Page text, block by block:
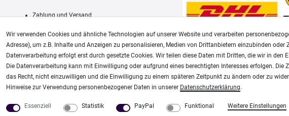
Zahlung und Versand
AGB Widerrufsrecht
Unsere weiteren Shops:
Fachhandel für: Airbrushpistolen, Kompressoren, Airbrushfarben Modellbau Shop
Wir verwenden Cookies und ähnliche Technologien auf unserer Website und verarbeiten
Adresse), um z.B. Inhalte und Anzeigen zu personalisieren, Medien von Drittanbietern einzubinden oder
Datenverarbeitung erfolgt erst durch gesetzte Cookies. Wir teilen diese Daten mit Dritten, die wir in den
Die Datenverarbeitung kann mit Einwilligung oder aufgrund eines berechtigten Interesses erfolgen.
das Recht, nicht einzuwilligen und die Einwilligung zu einem späteren Zeitpunkt zu ändern oder zu
Hinweise zur Verwendung personenbezogener Daten in unserer Daten­schutz­erklärung.
Essenziell Statistik PayPal Funktional Weitere Einstellungen